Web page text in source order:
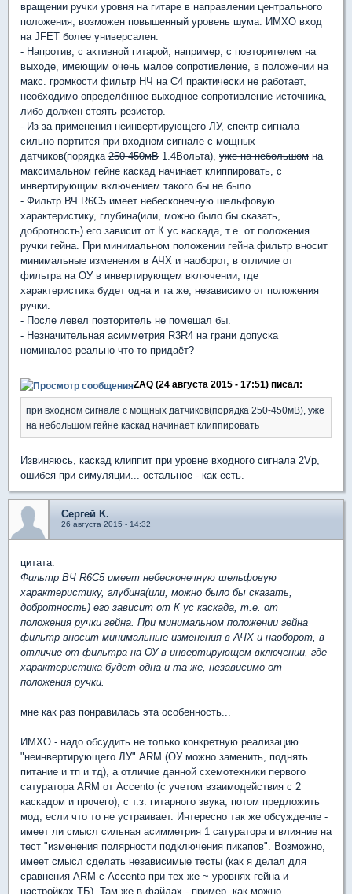
вращении ручки уровня на гитаре в направлении центрального
положения, возможен повышенный уровень шума. ИМХО вход
на JFET более универсален.
- Напротив, с активной гитарой, например, с повторителем на
выходе, имеющим очень малое сопротивление, в положении на
макс. громкости фильтр НЧ на С4 практически не работает,
необходимо определённое выходное сопротивление источника,
либо должен стоять резистор.
- Из-за применения неинвертирующего ЛУ, спектр сигнала
сильно портится при входном сигнале с мощных
датчиков(порядка 250-450мВ 1.4Вольта), уже на небольшом на
максимальном гейне каскад начинает клиппировать, с
инвертирующим включением такого бы не было.
- Фильтр ВЧ R6С5 имеет небесконечную шельфовую
характеристику, глубина(или, можно было бы сказать,
добротность) его зависит от К ус каскада, т.е. от положения
ручки гейна. При минимальном положении гейна фильтр вносит
минимальные изменения в АЧХ и наоборот, в отличие от
фильтра на ОУ в инвертирующем включении, где
характеристика будет одна и та же, независимо от положения
ручки.
- После левел повторитель не помешал бы.
- Незначительная асимметрия R3R4 на грани допуска
номиналов реально что-то придаёт?
ZAQ (24 августа 2015 - 17:51) писал:
при входном сигнале с мощных датчиков(порядка 250-450мВ), уже
на небольшом гейне каскад начинает клиппировать
Извиняюсь, каскад клиппит при уровне входного сигнала 2Vp,
ошибся при симуляции... остальное - как есть.
Сергей K.
26 августа 2015 - 14:32
цитата:
Фильтр ВЧ R6С5 имеет небесконечную шельфовую
характеристику, глубина(или, можно было бы сказать,
добротность) его зависит от К ус каскада, т.е. от
положения ручки гейна. При минимальном положении гейна
фильтр вносит минимальные изменения в АЧХ и наоборот, в
отличие от фильтра на ОУ в инвертирующем включении, где
характеристика будет одна и та же, независимо от
положения ручки.
мне как раз понравилась эта особенность...
ИМХО - надо обсудить не только конкретную реализацию
"неинвертирующего ЛУ" ARM (ОУ можно заменить, поднять
питание и тп и тд), а отличие данной схемотехники первого
сатуратора ARM от Accento (с учетом взаимодействия с 2
каскадом и прочего), с т.з. гитарного звука, потом предложить
мод, если что то не устраивает. Интересно так же обсуждение -
имеет ли смысл сильная асимметрия 1 сатуратора и влияние на
тест "изменения полярности подключения пикапов". Возможно,
имеет смысл сделать независимые тесты (как я делал для
сравнения ARM с Accento при тех же ~ уровнях гейна и
настройках ТБ). Там же в файлах - пример, как можно